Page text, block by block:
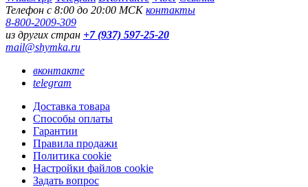
Телефон с 8:00 до 20:00 МСКконтакты
8-800-2009-309
из других стран +7 (937) 597-25-20
mail@shymka.ru
вконтакте
telegram
Доставка товара
Способы оплаты
Гарантии
Правила продажи
Политика cookie
Настройки файлов cookie
Задать вопрос